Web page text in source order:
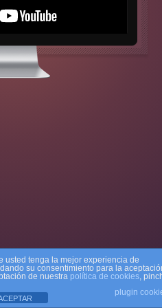
usted tenga la mejor experiencia de
su consentimiento para la
de nuestra política de cookies,
plugin